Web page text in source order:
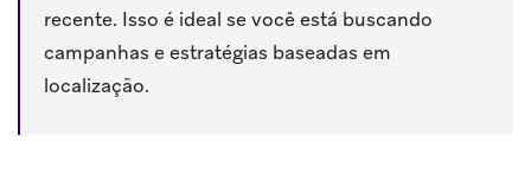
recente. Isso é ideal se você está buscando
campanhas e estratégias baseadas em
localização.